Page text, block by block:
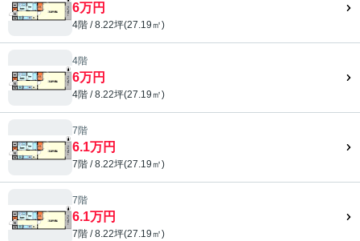
6万円
4階 / 8.22坪(27.19㎡)
4階
6万円
4階 / 8.22坪(27.19㎡)
7階
6.1万円
7階 / 8.22坪(27.19㎡)
7階
6.1万円
7階 / 8.22坪(27.19㎡)